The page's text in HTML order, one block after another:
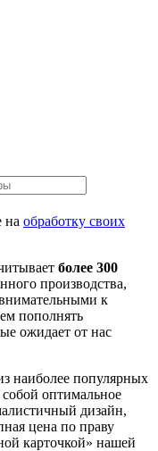
на обработку своих
более 300
производства,
к
пополнять
ожидает от нас
наиболее популярных
оптимальное
дизайн,
цена по праву
карточкой» нашей